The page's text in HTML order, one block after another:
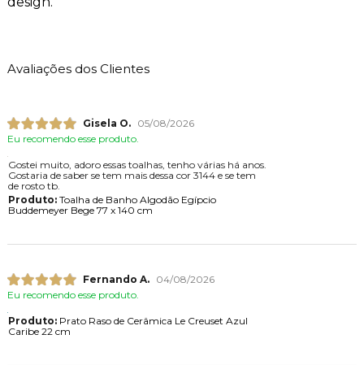
Avaliações dos Clientes
Gisela O.
05/08/2026
Eu recomendo esse produto.
Gostei muito, adoro essas toalhas, tenho várias há anos.
Gostaria de saber se tem mais dessa cor 3144 e se tem
de rosto tb.
Produto:Toalha de Banho Algodão Egípcio
Buddemeyer Bege 77 x 140 cm
Fernando A.
04/08/2026
Eu recomendo esse produto.
Produto:Prato Raso de Cerâmica Le Creuset Azul
Caribe 22 cm